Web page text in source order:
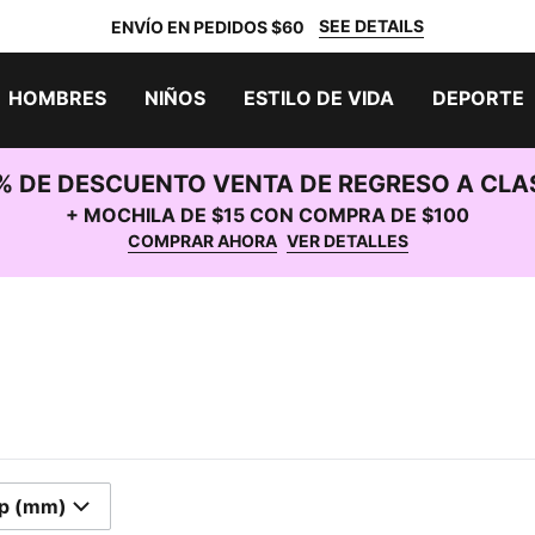
ENVÍO EN PEDIDOS $60 SEE DETAILS
HOMBRES NIÑOS ESTILO DE VIDA DEPORTE
DE DESCUENTO VENTA DE REGRESO A
+ MOCHILA DE $15 CON COMPRA DE $100
COMPRAR AHORA VER DETALLES
(mm)